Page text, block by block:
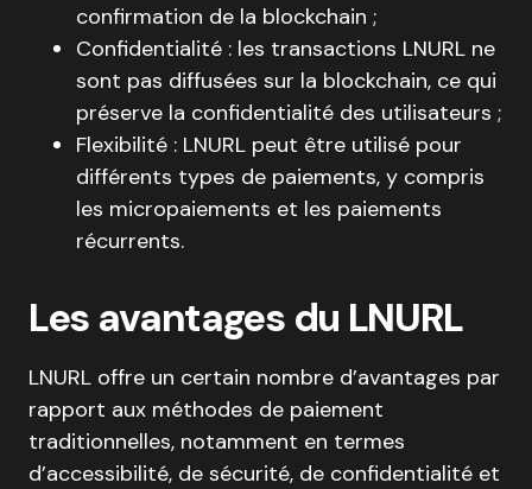
confirmation de la blockchain ;
Confidentialité : les transactions LNURL ne
sont pas diffusées sur la blockchain, ce qui
préserve la confidentialité des utilisateurs ;
Flexibilité : LNURL peut être utilisé pour
différents types de paiements, y compris
les micropaiements et les paiements
récurrents.
Les avantages du LNURL
LNURL offre un certain nombre d’avantages par
rapport aux méthodes de paiement
traditionnelles, notamment en termes
d’accessibilité, de sécurité, de confidentialité et